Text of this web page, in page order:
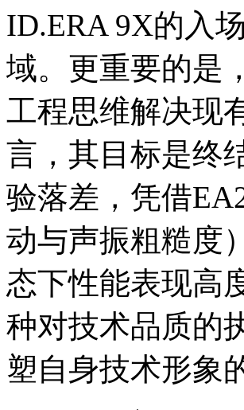
ID.ERA 9X的入
域。更重要的是
工程思维解决现
言，其目标是终
验落差，凭借
动与声振粗糙度
态下性能表现高
种对技术品质的
塑自身技术形象